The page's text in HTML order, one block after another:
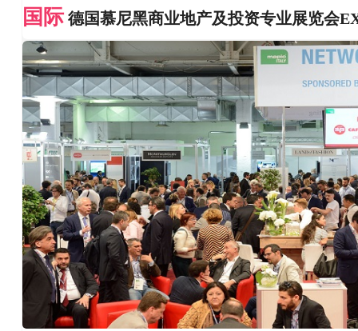
国际 德国慕尼黑商业地产及投资专业展览会